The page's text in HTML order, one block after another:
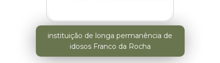
instituição de longa permanência de
idosos Franco da Rocha